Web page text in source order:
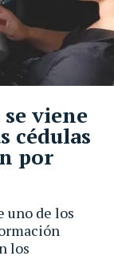
uno de los
los
viene
cédulas
por